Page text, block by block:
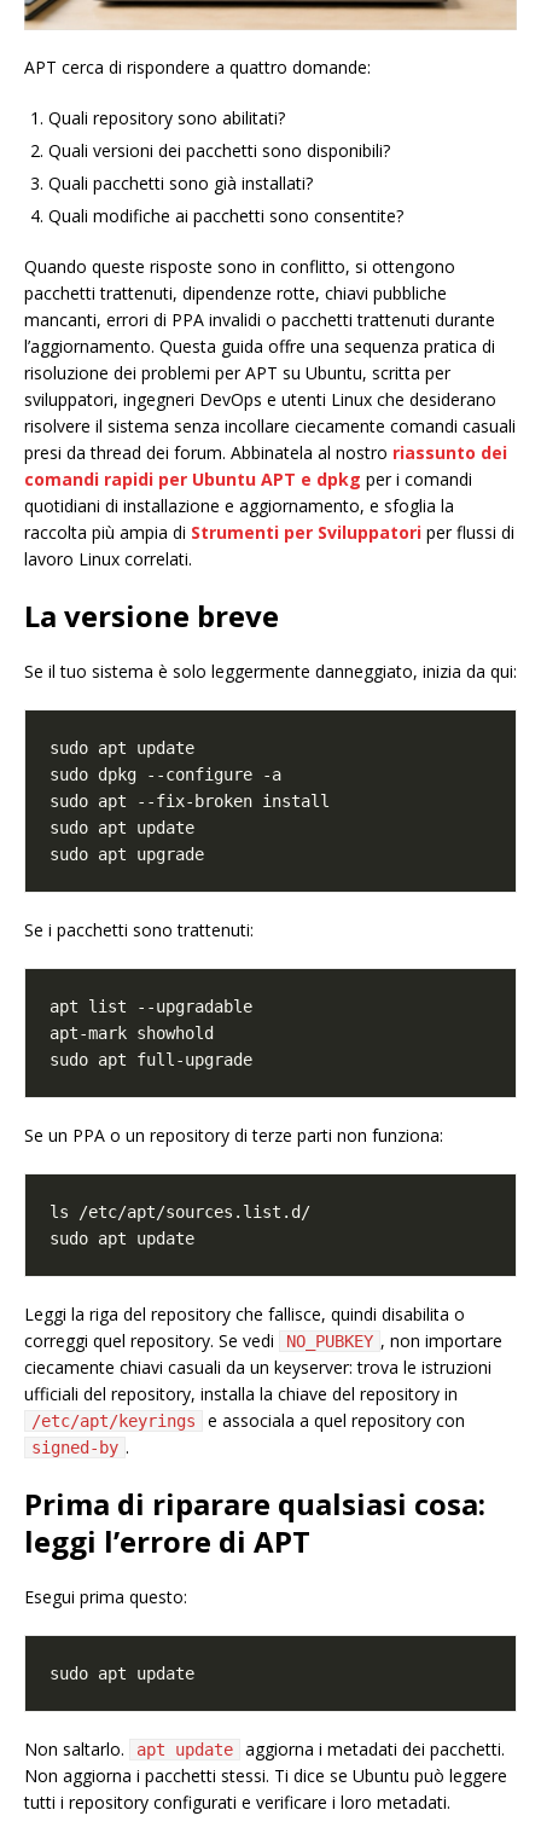
APT cerca di rispondere a quattro domande:
Quali repository sono abilitati?
Quali versioni dei pacchetti sono disponibili?
Quali pacchetti sono già installati?
Quali modifiche ai pacchetti sono consentite?
Quando queste risposte sono in conflitto, si ottengono
pacchetti trattenuti, dipendenze rotte, chiavi pubbliche
mancanti, errori di PPA invalidi o pacchetti trattenuti durante
l’aggiornamento. Questa guida offre una sequenza pratica di
risoluzione dei problemi per APT su Ubuntu, scritta per
sviluppatori, ingegneri DevOps e utenti Linux che desiderano
risolvere il sistema senza incollare ciecamente comandi casuali
presi da thread dei forum. Abbinatela al nostro riassunto dei
comandi rapidi per Ubuntu APT e dpkg per i comandi
quotidiani di installazione e aggiornamento, e sfoglia la
raccolta più ampia di Strumenti per Sviluppatori per flussi di
lavoro Linux correlati.
La versione breve
Se il tuo sistema è solo leggermente danneggiato, inizia da qui:
Se i pacchetti sono trattenuti:
Se un PPA o un repository di terze parti non funziona:
Leggi la riga del repository che fallisce, quindi disabilita o
correggi quel repository. Se vedi
NO_PUBKEY , non importare
ciecamente chiavi casuali da un keyserver: trova le istruzioni
ufficiali del repository, installa la chiave del repository in
/etc/apt/keyrings e associala a quel repository con
signed-by .
Prima di riparare qualsiasi cosa:
leggi l’errore di APT
Esegui prima questo:
Non saltarlo. apt update
aggiorna i metadati dei pacchetti.
Non aggiorna i pacchetti stessi. Ti dice se Ubuntu può leggere
tutti i repository configurati e verificare i loro metadati.